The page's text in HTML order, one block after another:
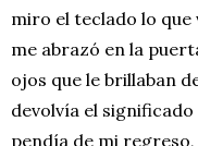
miro el teclado lo que
me abrazó en la
ojos que le brillaban
devolvía el significado
pendía de mi